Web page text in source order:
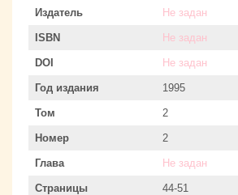
Издатель Не задан
ISBN Не задан
DOI Не задан
Год издания 1995
Том 2
Номер 2
Глава Не задан
Страницы 44-51